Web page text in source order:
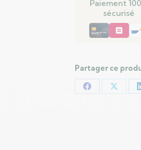
PE
PVC
Paiement
sécurisé
Partager ce
Partager